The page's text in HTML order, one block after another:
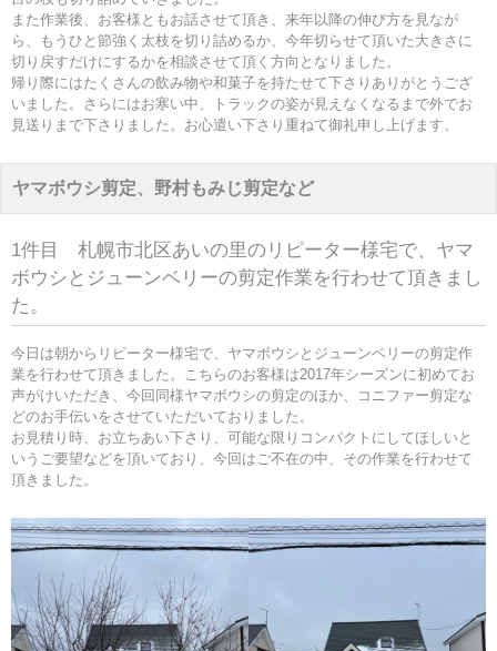
また作業後、お客様ともお話させて頂き、来年以降の伸び方を見なが
ら、もうひと節強く太枝を切り詰めるか、今年切らせて頂いた大きさに
切り戻すだけにするかを相談させて頂く方向となりました。
帰り際にはたくさんの飲み物や和菓子を持たせて下さりありがとうござ
いました。さらにはお寒い中、トラックの姿が見えなくなるまで外でお
見送りまで下さりました。お心遣い下さり重ねて御礼申し上げます。
ヤマボウシ剪定、野村もみじ剪定など
1件目 札幌市北区あいの里のリピーター様宅で、ヤマ
ボウシとジューンベリーの剪定作業を行わせて頂きまし
た。
今日は朝からリピーター様宅で、ヤマボウシとジューンベリーの剪定作
業を行わせて頂きました。こちらのお客様は2017年シーズンに初めてお
声がけいただき、今回同様ヤマボウシの剪定のほか、コニファー剪定な
どのお手伝いをさせていただいておりました。
お見積り時、お立ちあい下さり、可能な限りコンパクトにしてほしいと
いうご要望などを頂いており、今回はご不在の中、その作業を行わせて
頂きました。